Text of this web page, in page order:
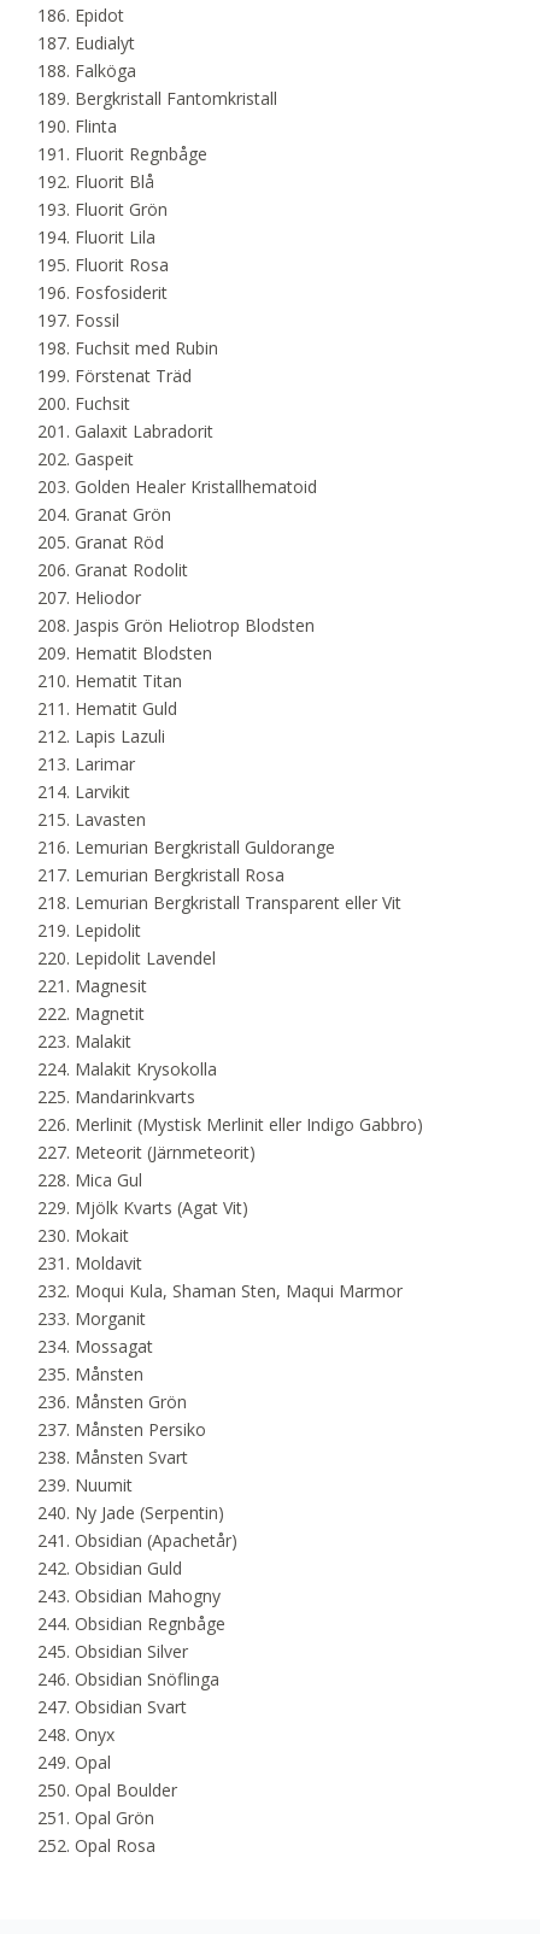
Epidot
Eudialyt
Falköga
Bergkristall Fantomkristall
Flinta
Fluorit Regnbåge
Fluorit Blå
Fluorit Grön
Fluorit Lila
Fluorit Rosa
Fosfosiderit
Fossil
Fuchsit med Rubin
Förstenat Träd
Fuchsit
Galaxit Labradorit
Gaspeit
Golden Healer Kristallhematoid
Granat Grön
Granat Röd
Granat Rodolit
Heliodor
Jaspis Grön Heliotrop Blodsten
Hematit Blodsten
Hematit Titan
Hematit Guld
Lapis Lazuli
Larimar
Larvikit
Lavasten
Lemurian Bergkristall Guldorange
Lemurian Bergkristall Rosa
Lemurian Bergkristall Transparent eller Vit
Lepidolit
Lepidolit Lavendel
Magnesit
Magnetit
Malakit
Malakit Krysokolla
Mandarinkvarts
Merlinit (Mystisk Merlinit eller Indigo Gabbro)
Meteorit (Järnmeteorit)
Mica Gul
Mjölk Kvarts (Agat Vit)
Mokait
Moldavit
Moqui Kula, Shaman Sten, Maqui Marmor
Morganit
Mossagat
Månsten
Månsten Grön
Månsten Persiko
Månsten Svart
Nuumit
Ny Jade (Serpentin)
Obsidian (Apachetår)
Obsidian Guld
Obsidian Mahogny
Obsidian Regnbåge
Obsidian Silver
Obsidian Snöflinga
Obsidian Svart
Onyx
Opal
Opal Boulder
Opal Grön
Opal Rosa